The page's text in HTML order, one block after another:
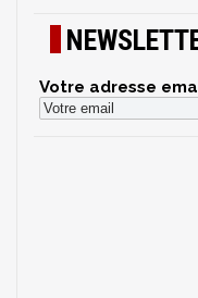
Votre adresse